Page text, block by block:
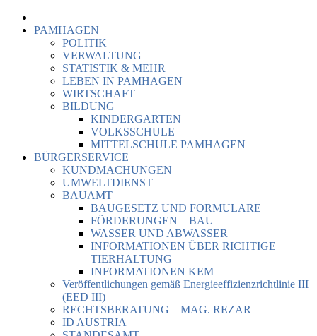
PAMHAGEN
POLITIK
VERWALTUNG
STATISTIK & MEHR
LEBEN IN PAMHAGEN
WIRTSCHAFT
BILDUNG
KINDERGARTEN
VOLKSSCHULE
MITTELSCHULE PAMHAGEN
BÜRGERSERVICE
KUNDMACHUNGEN
UMWELTDIENST
BAUAMT
BAUGESETZ UND FORMULARE
FÖRDERUNGEN – BAU
WASSER UND ABWASSER
INFORMATIONEN ÜBER RICHTIGE
TIERHALTUNG
INFORMATIONEN KEM
Veröffentlichungen gemäß Energieeffizienzrichtlinie III
(EED III)
RECHTSBERATUNG – MAG. REZAR
ID AUSTRIA